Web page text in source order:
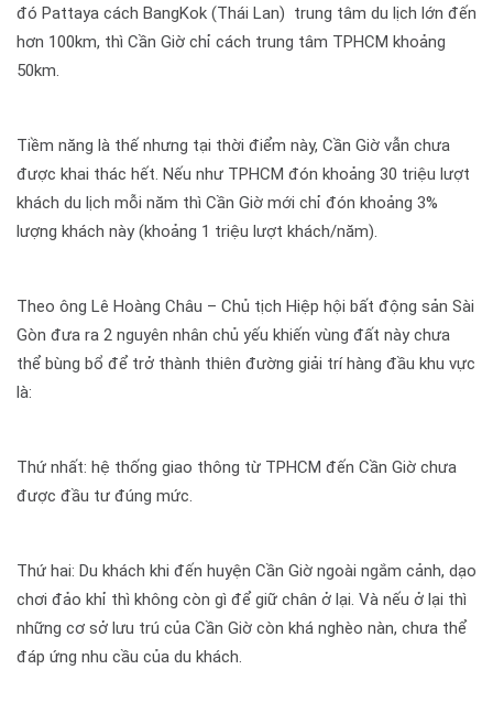
đó Pattaya cách BangKok (Thái Lan) trung tâm du lịch lớn đến
hơn 100km, thì Cần Giờ chỉ cách trung tâm TPHCM khoảng
50km.
Tiềm năng là thế nhưng tại thời điểm này, Cần Giờ vẫn chưa
được khai thác hết. Nếu như TPHCM đón khoảng 30 triệu lượt
khách du lịch mỗi năm thì Cần Giờ mới chỉ đón khoảng 3%
lượng khách này (khoảng 1 triệu lượt khách/năm).
Theo ông Lê Hoàng Châu – Chủ tịch Hiệp hội bất động sản Sài
Gòn đưa ra 2 nguyên nhân chủ yếu khiến vùng đất này chưa
thể bùng bổ để trở thành thiên đường giải trí hàng đầu khu vực
là:
Thứ nhất: hệ thống giao thông từ TPHCM đến Cần Giờ chưa
được đầu tư đúng mức.
Thứ hai: Du khách khi đến huyện Cần Giờ ngoài ngắm cảnh, dạo
chơi đảo khỉ thì không còn gì để giữ chân ở lại. Và nếu ở lại thì
những cơ sở lưu trú của Cần Giờ còn khá nghèo nàn, chưa thể
đáp ứng nhu cầu của du khách.